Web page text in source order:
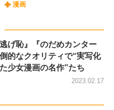
漫画
逃げ恥』『のだめカンター
的なクオリティで“実写化
少女漫画の名作”たち
2023.02.17